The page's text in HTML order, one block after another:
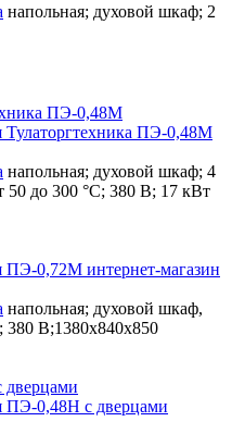
напольная; духовой шкаф; 2
ПЭ-0,48М
напольная; духовой шкаф; 4
50 до 300 °С; 380 В; 17 кВт
напольная; духовой шкаф,
380 В;1380х840х850
дверцами